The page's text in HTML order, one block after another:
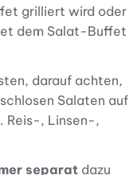
grilliert wird oder
dem Salat-Buffet
darauf achten,
Salaten auf
Reis-, Linsen-,
separat dazu